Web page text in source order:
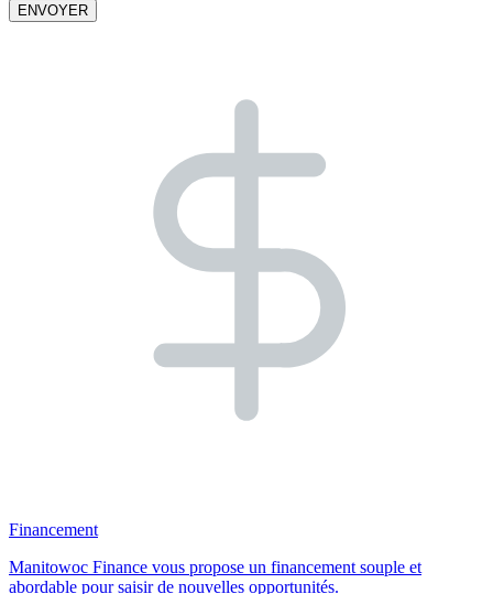
Financement
Manitowoc Finance vous propose un financement souple et
abordable pour saisir de nouvelles opportunités.